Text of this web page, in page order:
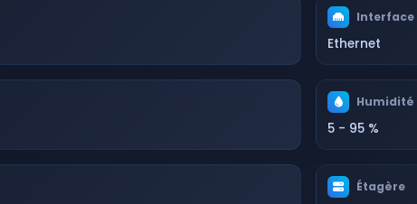
Interface
Ethernet
Humidité
5 - 95 %
Étagère